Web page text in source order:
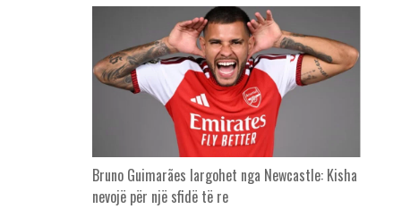
Bruno Guimarães largohet nga Newcastle: Kisha
nevojë për një sfidë të re